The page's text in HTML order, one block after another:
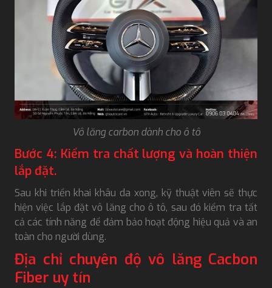
Vô lăng carbon dành cho ô tô
Bước 4: Kiểm tra chất lượng và hoàn thiện
lắp đặt.
Sau khi triển khai khâu da xong, kỹ thuật viên sẽ thực
hiện việc lắp đặt vô lăng cho ô tô, sau đó kiểm tra tất
cả các tính năng để đảm bảo hoạt động hiệu quả và an
toàn cho người dùng.
Địa chỉ chuyên độ vô lăng Cacbon
Fiber uy tín